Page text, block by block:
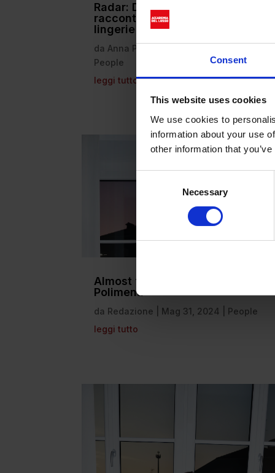
Consent
This website uses cookies
We use cookies to
information about your use
other information that
Necessary
Radar: Dolce Amore intimo è un
racconto d’amore attraverso la
lingerie
da Anna Pedrazzini
People
leggi tutto
Almost famous: Diletta
Polimena
da Redazione Mag 31, 2024
People
leggi tutto